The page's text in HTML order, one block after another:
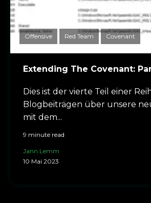
Offensive Red Team Covenant
Extending The Covenant:
Dies ist der vierte Teil einer
Blogbeiträgen über unsere
mit dem...
9 minute read
Jann Lemm
10 Mai 2023